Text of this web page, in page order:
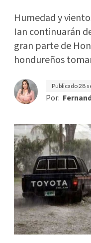
Humedad y
Ian continuarán
gran parte de
hondureños
Publicado28
Por: